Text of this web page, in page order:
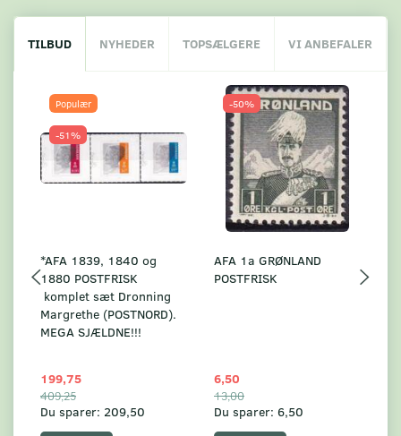
TILBUD NYHEDER TOPSÆLGERE VI ANBEFALER
Populær
-51%
*AFA 1839, 1840 og
1880 POSTFRISK
komplet sæt Dronning
Margrethe (POSTNORD).
MEGA SJÆLDNE!!!
199,75
409,25
Du sparer: 209,50
-50%
AFA 1a GRØNLAND
POSTFRISK
6,50
13,00
Du sparer: 6,50